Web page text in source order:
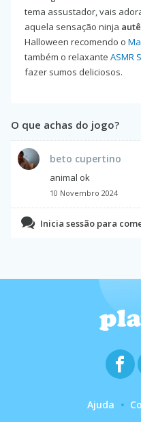
tema assustador, vais
aquela sensação ninja
Halloween recomendo o
também o relaxante ASMR
fazer sumos deliciosos.
O que achas do jogo?
beto cupertino
animal ok
10 Novembro 2024
Inicia sessão para
Ajuda